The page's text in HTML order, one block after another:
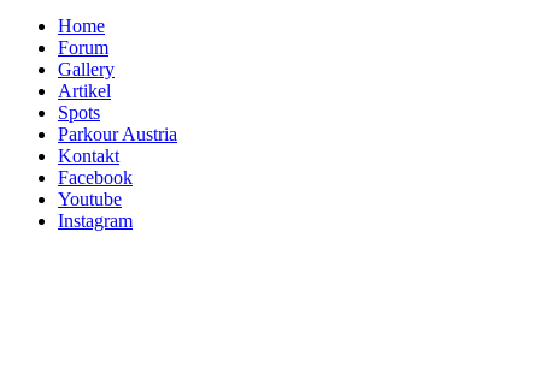
Home
Forum
Gallery
Artikel
Spots
Parkour Austria
Kontakt
Facebook
Youtube
Instagram